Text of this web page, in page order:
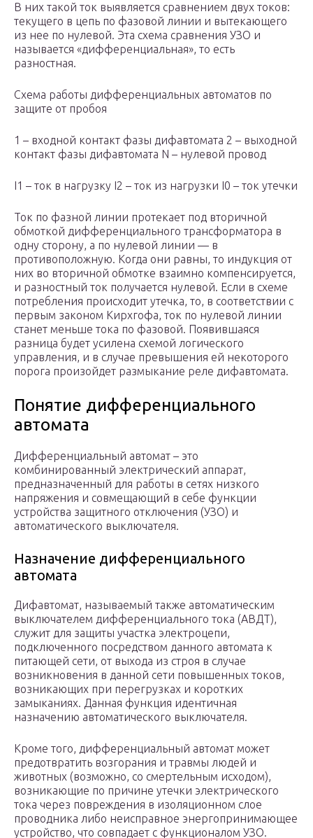
В них такой ток выявляется сравнением двух токов:
текущего в цепь по фазовой линии и вытекающего
из нее по нулевой. Эта схема сравнения УЗО и
называется «дифференциальная», то есть
разностная.
Схема работы дифференциальных автоматов по
защите от пробоя
1 – входной контакт фазы дифавтомата 2 – выходной
контакт фазы дифавтомата N – нулевой провод
I1 – ток в нагрузку I2 – ток из нагрузки I0 – ток утечки
Ток по фазной линии протекает под вторичной
обмоткой дифференциального трансформатора в
одну сторону, а по нулевой линии — в
противоположную. Когда они равны, то индукция от
них во вторичной обмотке взаимно компенсируется,
и разностный ток получается нулевой. Если в схеме
потребления происходит утечка, то, в соответствии с
первым законом Кирхгофа, ток по нулевой линии
станет меньше тока по фазовой. Появившаяся
разница будет усилена схемой логического
управления, и в случае превышения ей некоторого
порога произойдет размыкание реле дифавтомата.
Понятие дифференциального
автомата
Дифференциальный автомат – это
комбинированный электрический аппарат,
предназначенный для работы в сетях низкого
напряжения и совмещающий в себе функции
устройства защитного отключения (УЗО) и
автоматического выключателя.
Назначение дифференциального
автомата
Дифавтомат, называемый также автоматическим
выключателем дифференциального тока (АВДТ),
служит для защиты участка электроцепи,
подключенного посредством данного автомата к
питающей сети, от выхода из строя в случае
возникновения в данной сети повышенных токов,
возникающих при перегрузках и коротких
замыканиях. Данная функция идентичная
назначению автоматического выключателя.
Кроме того, дифференциальный автомат может
предотвратить возгорания и травмы людей и
животных (возможно, со смертельным исходом),
возникающие по причине утечки электрического
тока через повреждения в изоляционном слое
проводника либо неисправное энергопринимающее
устройство, что совпадает с функционалом УЗО.